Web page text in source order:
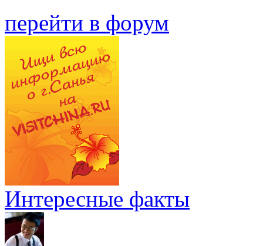
перейти в форум
Интересные факты